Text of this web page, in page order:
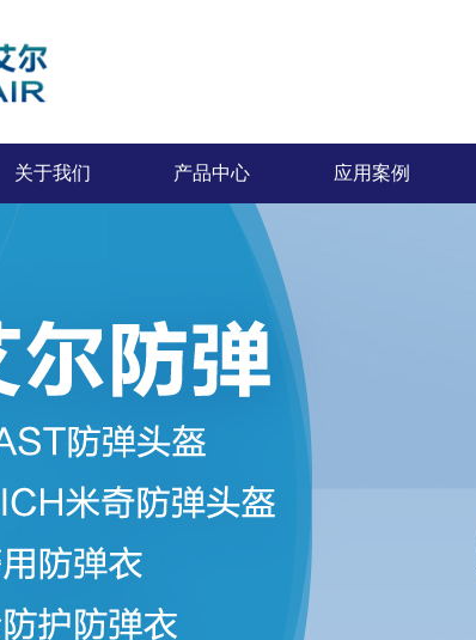
关于我们 产品中心 应用案例